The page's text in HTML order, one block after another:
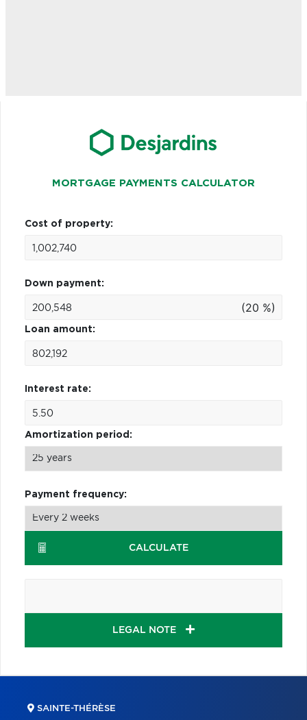
MORTGAGE PAYMENTS CALCULATOR
Cost of property:
Down payment:
(20 %)
Loan amount:
Interest rate:
Amortization period:
Payment frequency:
CALCULATE
LEGAL NOTE
SAINTE-THÉRÈSE